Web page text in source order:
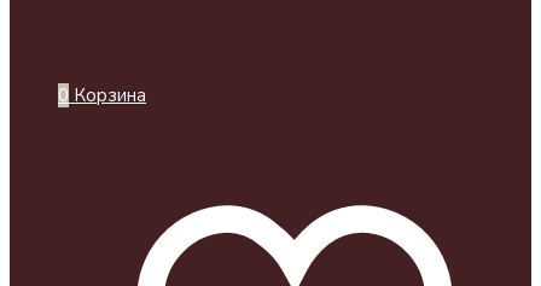
0 Корзина